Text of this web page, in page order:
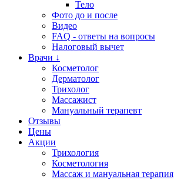
Тело
Фото до и после
Видео
FAQ - ответы на вопросы
Налоговый вычет
Врачи ↓
Косметолог
Дерматолог
Трихолог
Массажист
Мануальный терапевт
Отзывы
Цены
Акции
Трихология
Косметология
Массаж и мануальная терапия